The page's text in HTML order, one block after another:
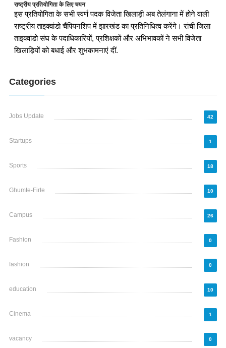
राष्ट्रीय प्रतियोगिता के लिए चयन
इस प्रतियोगिता के सभी स्वर्ण पदक विजेता खिलाड़ी अब तेलंगाना में होने वाली
राष्ट्रीय ताइक्वांडो चैंपियनशिप में झारखंड का प्रतिनिधित्व करेंगे। रांची जिला
ताइक्वांडो संघ के पदाधिकारियों, प्रशिक्षकों और अभिभावकों ने सभी विजेता
खिलाड़ियों को बधाई और शुभकामनाएं दीं.
Categories
Jobs Update 42
Startups 1
Sports 18
Ghumte-Firte 10
Campus 26
Fashion 0
fashion 0
education 10
Cinema 1
vacancy 0